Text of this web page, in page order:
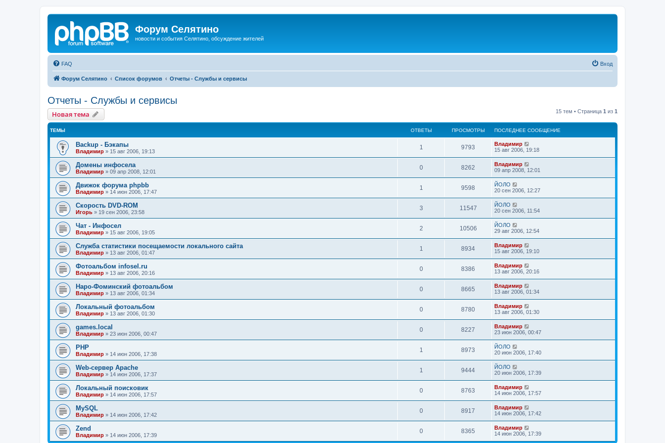
Форум Селятино
новости и события Селятино, обсуждение жителей
FAQ Вход
Форум Селятино Список форумов Отчеты - Службы и сервисы
Отчеты - Службы и сервисы
Новая тема 15 тем • Страница 1 из 1
ТЕМЫ ОТВЕТЫ ПРОСМОТРЫ ПОСЛЕДНЕЕ СООБЩЕНИЕ
Backup - Бэкапы
Владимир » 15 авг 2006, 19:13
1 9793
Владимир
15 авг 2006, 19:18
Домены инфосела
Владимир » 09 апр 2008, 12:01
0 8262
Владимир
09 апр 2008, 12:01
Движок форума phpbb
Владимир » 14 июн 2006, 17:47
1 9598
ЙОЛО
20 сен 2006, 12:27
Скорость DVD-ROM
Игорь » 19 сен 2006, 23:58
3 11547
ЙОЛО
20 сен 2006, 11:54
Чат - Инфосел
Владимир » 15 авг 2006, 19:05
2 10506
ЙОЛО
29 авг 2006, 12:54
Служба статистики посещаемости локального сайта
Владимир » 13 авг 2006, 01:47
1 8934
Владимир
15 авг 2006, 19:10
Фотоальбом infosel.ru
Владимир » 13 авг 2006, 20:16
0 8386
Владимир
13 авг 2006, 20:16
Наро-Фоминский фотоальбом
Владимир » 13 авг 2006, 01:34
0 8665
Владимир
13 авг 2006, 01:34
Локальный фотоальбом
Владимир » 13 авг 2006, 01:30
0 8780
Владимир
13 авг 2006, 01:30
games.local
Владимир » 23 июн 2006, 00:47
0 8227
Владимир
23 июн 2006, 00:47
PHP
Владимир » 14 июн 2006, 17:38
1 8973
ЙОЛО
20 июн 2006, 17:40
Web-сервер Apache
Владимир » 14 июн 2006, 17:37
1 9444
ЙОЛО
20 июн 2006, 17:39
Локальный поисковик
Владимир » 14 июн 2006, 17:57
0 8763
Владимир
14 июн 2006, 17:57
MySQL
Владимир » 14 июн 2006, 17:42
0 8917
Владимир
14 июн 2006, 17:42
Zend
Владимир » 14 июн 2006, 17:39
0 8365
Владимир
14 июн 2006, 17:39